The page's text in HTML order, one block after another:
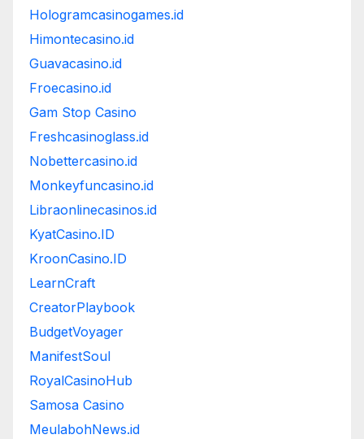
Hologramcasinogames.id
Himontecasino.id
Guavacasino.id
Froecasino.id
Gam Stop Casino
Freshcasinoglass.id
Nobettercasino.id
Monkeyfuncasino.id
Libraonlinecasinos.id
KyatCasino.ID
KroonCasino.ID
LearnCraft
CreatorPlaybook
BudgetVoyager
ManifestSoul
RoyalCasinoHub
Samosa Casino
MeulabohNews.id